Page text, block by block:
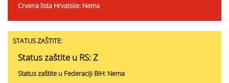
Crvena lista Hrvatske: Nema
STATUS ZAŠTITE:
Status zaštite u RS: Z
Status zaštite u Federaciji BiH: Nema